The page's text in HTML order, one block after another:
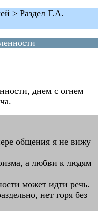
> Раздел Г.А.
днем с огнем
общения я не вижу
а любви к людям
может идти речь.
нет горя без